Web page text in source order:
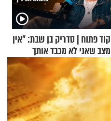
קוד פתוח | סדריק בן שבת: "אין
מצב שאני לא מכבד אותך
בבוקר בהנחת תפילין"